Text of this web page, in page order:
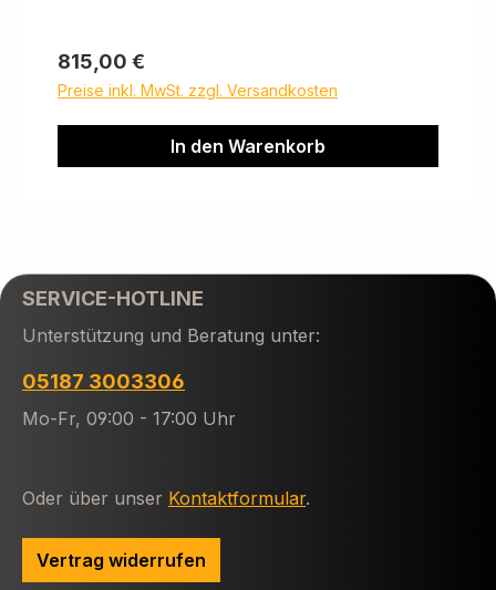
Regulärer Preis:
815,00 €
Preise inkl. MwSt. zzgl. Versandkosten
In den Warenkorb
SERVICE-HOTLINE
Unterstützung und Beratung unter:
05187 3003306
Mo-Fr, 09:00 - 17:00 Uhr
Oder über unser Kontaktformular.
Vertrag widerrufen